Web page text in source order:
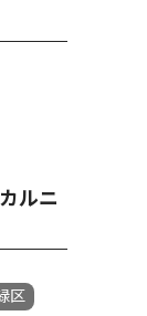
ルニ
区